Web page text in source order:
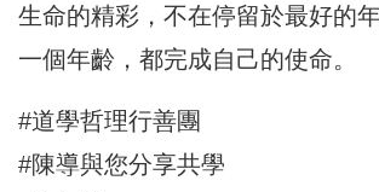
生命的精彩，不在停留於最好的
一個年齡，都完成自己的使命。
#道學哲理行善團
#陳導與您分享共學